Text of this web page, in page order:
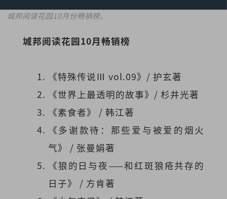
城邦阅读花园10月份畅销榜。
城邦阅读花园10月畅销榜
《特殊传说Ⅲ vol.09》/ 护玄著
《世界上最透明的故事》/ 杉井光著
《素食者》 / 韩江著
《多谢款待：那些爱与被爱的烟火
气》 / 张曼娟著
《狼的日与夜——和红斑狼疮共存的
日子》 / 方肯著